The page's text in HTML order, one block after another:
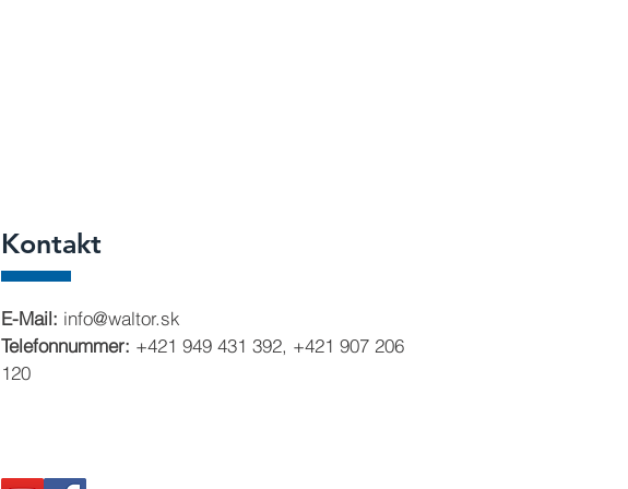
Kontakt
E-Mail: info@waltor.sk
Telefonnummer: +421 949 431 392, +421 907 206
120